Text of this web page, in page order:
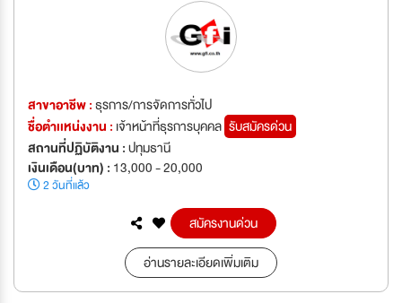
สาขาอาชีพ :ธุรการ/การจัดการทั่วไป
ชื่อตำเเหน่งงาน : เจ้าหน้าที่ธุรการบุคคล รับสมัครด่วน
สถานที่ปฏิบัติงาน :ปทุมธานี
เงินเดือน(บาท) : 13,000 - 20,000
2 วันที่แล้ว
สมัครงานด่วน
อ่านรายละเอียดเพิ่มเติม